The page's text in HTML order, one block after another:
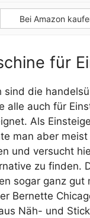
Bei Amazon
für
sind die
alle auch für
Als
man aber
und versucht
zu finden.
sogar ganz gut
Bernette
Näh- und